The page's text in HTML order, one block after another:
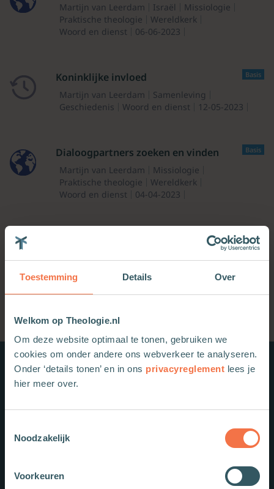
Toestemming Details Over
Welkom op Theologie.nl
Om deze website optimaal te tonen, gebruiken we
cookies om onder andere ons webverkeer te analyseren.
Onder ‘details tonen’ en in ons privacyreglement lees je
hier meer over.
Noodzakelijk
Voorkeuren
Martijn van Leerdam Israël
Missiologie
Praktische theologie
Wereldkerk
Woord en dienst
06-06-2023
Basis
Koninklijke invloed
Martijn van Leerdam
Samenleving
Geschiedenis
Woord en dienst 12-05-2023
Basis
Dialoogpartners zoeken en vinden
Martijn van Leerdam
Missiologie
Praktische theologie
Wereldkerk
Woord en dienst
04-04-2023
Nieuwe boeken